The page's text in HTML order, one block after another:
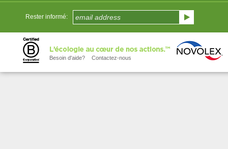
Rester informé:
Besoin d'aide? Contactez-nous